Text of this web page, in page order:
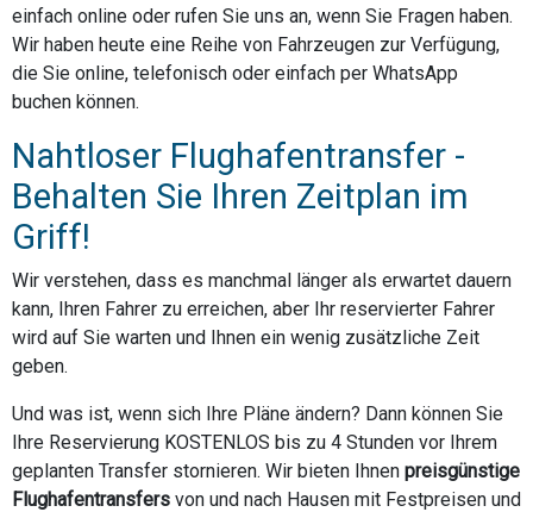
einfach online oder rufen Sie uns an, wenn Sie Fragen haben.
Wir haben heute eine Reihe von Fahrzeugen zur Verfügung,
die Sie online, telefonisch oder einfach per WhatsApp
buchen können.
Nahtloser Flughafentransfer -
Behalten Sie Ihren Zeitplan im
Griff!
Wir verstehen, dass es manchmal länger als erwartet dauern
kann, Ihren Fahrer zu erreichen, aber Ihr reservierter Fahrer
wird auf Sie warten und Ihnen ein wenig zusätzliche Zeit
geben.
Und was ist, wenn sich Ihre Pläne ändern? Dann können Sie
Ihre Reservierung KOSTENLOS bis zu 4 Stunden vor Ihrem
geplanten Transfer stornieren. Wir bieten Ihnen preisgünstige
Flughafentransfers von und nach Hausen mit Festpreisen und